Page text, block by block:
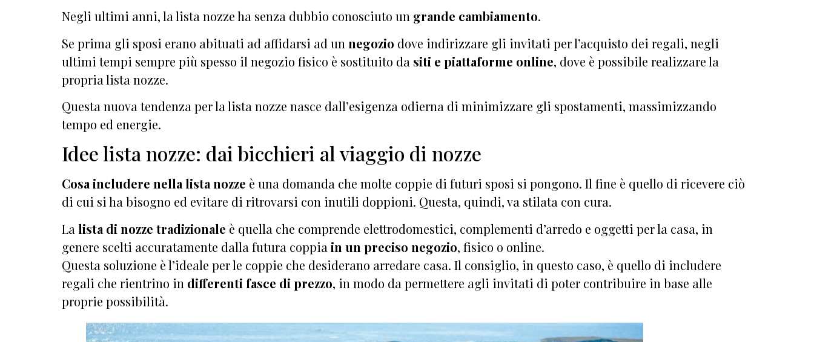
Negli ultimi anni, la lista nozze ha senza dubbio conosciuto un grande cambiamento.
Se prima gli sposi erano abituati ad affidarsi ad un negozio dove indirizzare gli invitati per l’acquisto dei regali, negli
ultimi tempi sempre più spesso il negozio fisico è sostituito da siti e piattaforme online, dove è possibile realizzare la
propria lista nozze.
Questa nuova tendenza per la lista nozze nasce dall’esigenza odierna di minimizzare gli spostamenti, massimizzando
tempo ed energie.
Idee lista nozze: dai bicchieri al viaggio di nozze
Cosa includere nella lista nozze è una domanda che molte coppie di futuri sposi si pongono. Il fine è quello di ricevere ciò
di cui si ha bisogno ed evitare di ritrovarsi con inutili doppioni. Questa, quindi, va stilata con cura.
La lista di nozze tradizionale è quella che comprende elettrodomestici, complementi d’arredo e oggetti per la casa, in
genere scelti accuratamente dalla futura coppia in un preciso negozio, fisico o online.
Questa soluzione è l’ideale per le coppie che desiderano arredare casa. Il consiglio, in questo caso, è quello di includere
regali che rientrino in differenti fasce di prezzo, in modo da permettere agli invitati di poter contribuire in base alle
proprie possibilità.